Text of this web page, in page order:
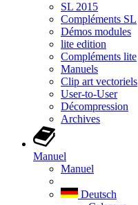
SL 2015
Compléments SL
Démos modules
lite edition
Compléments lite
Manuels
Clip art vectoriels
User-to-User
Décompression
Archives
Manuel
Manuel
Deutsch